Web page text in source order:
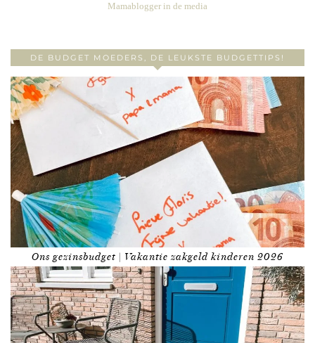
Mamablogger in de media
DE BUDGET MOEDERS, DE LEUKSTE BUDGETTIPS!
Ons gezinsbudget | Vakantie zakgeld kinderen 2026